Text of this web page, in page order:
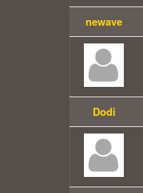
newave
Dodi